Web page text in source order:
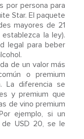
por persona para
Star. El paquete
mayores de 21
la ley).
legal para beber
de un valor más
o premium
La diferencia se
y premium que
de vino premium
ejemplo, si un
USD 20, se le